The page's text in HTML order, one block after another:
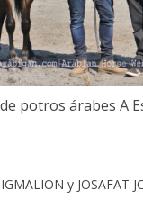
potros árabes A
y JOSAFAT